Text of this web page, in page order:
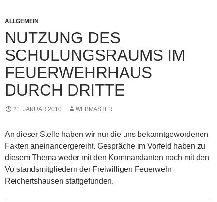
ALLGEMEIN
NUTZUNG DES
SCHULUNGSRAUMS IM
FEUERWEHRHAUS
DURCH DRITTE
21. JANUAR 2010 WEBMASTER
An dieser Stelle haben wir nur die uns bekanntgewordenen
Fakten aneinandergereiht. Gespräche im Vorfeld haben zu
diesem Thema weder mit den Kommandanten noch mit den
Vorstandsmitgliedern der Freiwilligen Feuerwehr
Reichertshausen stattgefunden.